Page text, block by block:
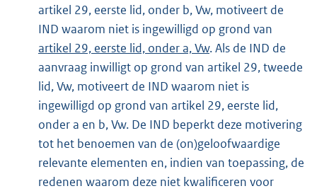
artikel 29, eerste lid, onder b, Vw, motiveert de
IND waarom niet is ingewilligd op grond van
artikel 29, eerste lid, onder a, Vw. Als de IND de
aanvraag inwilligt op grond van artikel 29, tweede
lid, Vw, motiveert de IND waarom niet is
ingewilligd op grond van artikel 29, eerste lid,
onder a en b, Vw. De IND beperkt deze motivering
tot het benoemen van de (on)geloofwaardige
relevante elementen en, indien van toepassing, de
redenen waarom deze niet kwalificeren voor